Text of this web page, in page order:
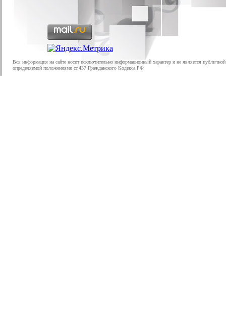
Вся информация на сайте носит исключительно информационный характер и не является
определяемой положениями ст.437 Гражданского Кодекса РФ